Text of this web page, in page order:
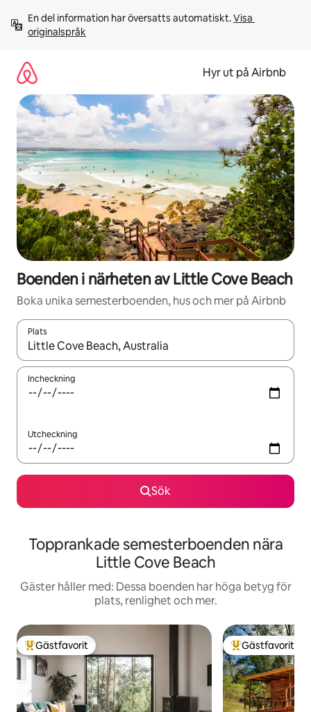
innehåll
En del information har översatts automatiskt. Visa
originalspråk
Hyr ut på Airbnb
Boenden i närheten av Little Cove Beach
Boka unika semesterboenden, hus och mer på Airbnb
Plats
När resultaten är tillgängliga kan du navigera med upp- och
Incheckning
Utcheckning
Sök
Topprankade semesterboenden nära
Little Cove Beach
Gäster håller med: Dessa boenden har höga betyg för
plats, renlighet och mer.
Populär gästfavorit
Gästfavorit Populär
Gästfavorit